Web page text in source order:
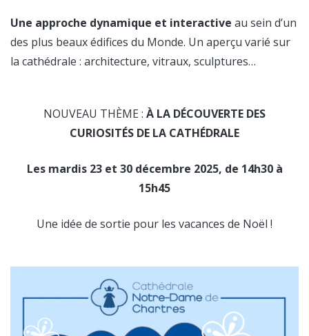
Une approche dynamique et interactive au sein d’un
des plus beaux édifices du Monde. Un aperçu varié sur
la cathédrale : architecture, vitraux, sculptures…
NOUVEAU THÈME : À LA DÉCOUVERTE DES
CURIOSITÉS DE LA CATHÉDRALE
Les mardis 23 et 30 décembre 2025, de 14h30 à
15h45
Une idée de sortie pour les vacances de Noël !